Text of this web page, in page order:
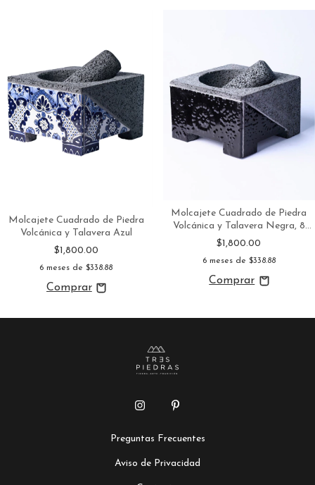
Molcajete Cuadrado de Piedra
Volcánica y Talavera Azul
$1,800.00
6 meses de$338.88
Molcajete Cuadrado de Piedra
Volcánica y Talavera Negra, 8
Pulgadas, Hecho en México
$1,800.00
6 meses de $338.88
Preguntas Frecuentes
Aviso de Privacidad